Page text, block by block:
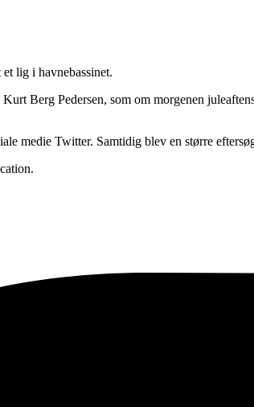
lig i havnebassinet.
Berg Pedersen, som om morgenen
medie Twitter. Samtidig blev en større